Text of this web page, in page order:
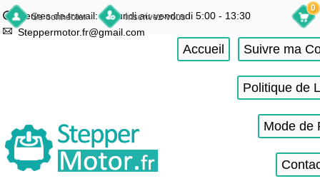
Se connecter Inscrivez-vous
Heures de travail: du lundi au vendredi 5:00 - 13:30
Steppermotor.fr@gmail.com
0
Accueil Suivre ma
Politique de
Mode de